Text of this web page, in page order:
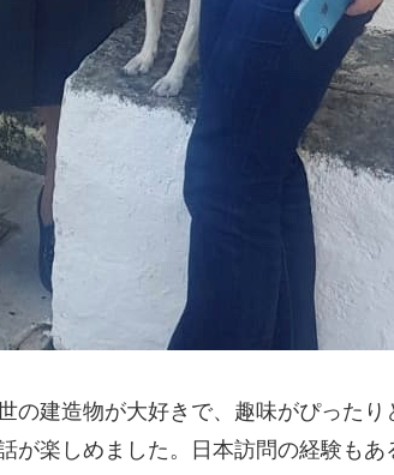
の建造物が大好きで、趣味がぴったり
が楽しめました。日本訪問の経験もあ